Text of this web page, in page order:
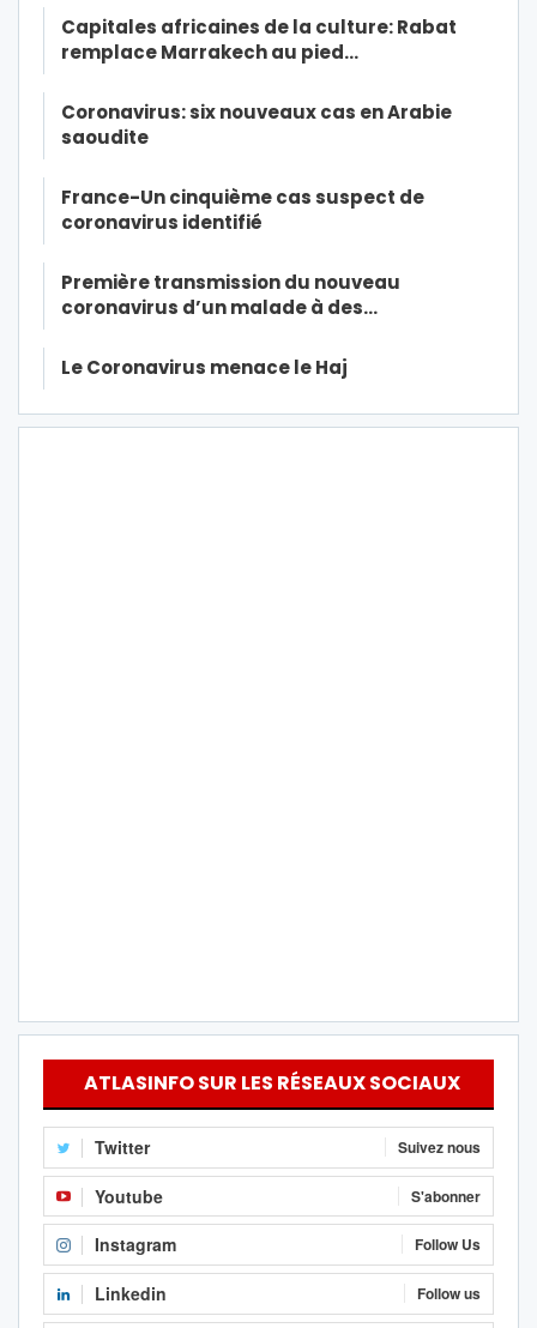
Capitales africaines de la culture: Rabat
remplace Marrakech au pied…
Coronavirus: six nouveaux cas en Arabie
saoudite
France-Un cinquième cas suspect de
coronavirus identifié
Première transmission du nouveau
coronavirus d’un malade à des…
Le Coronavirus menace le Haj
ATLASINFO SUR LES RÉSEAUX SOCIAUX
Twitter Suivez nous
Youtube S'abonner
Instagram Follow Us
Linkedin Follow us